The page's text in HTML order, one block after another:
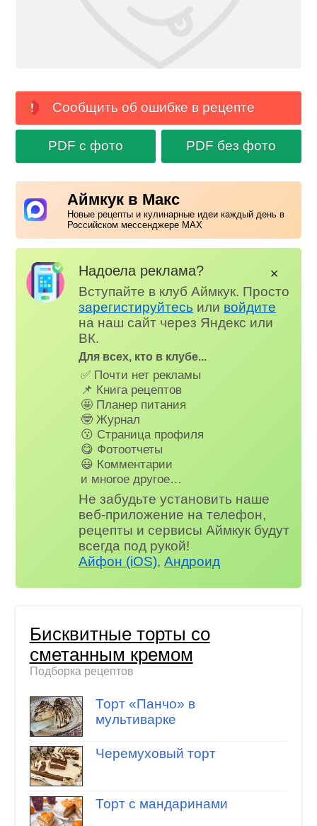
Сообщить об ошибке в рецепте
PDF с фото PDF без фото
Аймкук в Макс
Новые рецепты и кулинарные идеи каждый день в
Российском мессенджере MAX
Надоела реклама?
Вступайте в клуб Аймкук. Просто
зарегистируйтесь или войдите
на наш сайт через Яндекс или
ВК.
Для всех, кто в клубе...
✅ Почти нет рекламы
📌 Книга рецептов
🤩 Планер питания
🤓 Журнал
😗 Страница профиля
😋 Фотоотчеты
😃 Комментарии
и многое другое…
Не забудьте установить наше
веб-приложение на телефон,
рецепты и сервисы Аймкук будут
всегда под рукой!
Айфон (iOS),Андроид
✕
Бисквитные торты со
сметанным кремом
Подборка рецептов
Торт «Панчо» в
мультиварке
Черемуховый торт
Торт с мандаринами